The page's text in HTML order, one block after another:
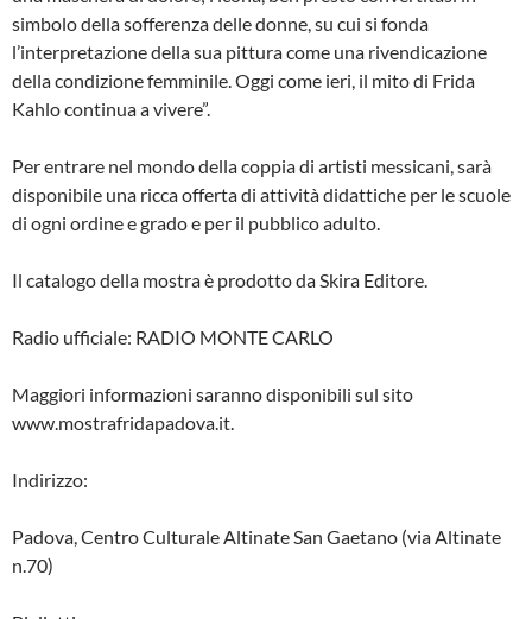
simbolo della sofferenza delle donne, su cui si fonda
l’interpretazione della sua pittura come una rivendicazione
della condizione femminile. Oggi come ieri, il mito di Frida
Kahlo continua a vivere”.
Per entrare nel mondo della coppia di artisti messicani, sarà
disponibile una ricca offerta di attività didattiche per le scuole
di ogni ordine e grado e per il pubblico adulto.
Il catalogo della mostra è prodotto da Skira Editore.
Radio ufficiale: RADIO MONTE CARLO
Maggiori informazioni saranno disponibili sul sito
www.mostrafridapadova.it.
Indirizzo:
Padova, Centro Culturale Altinate San Gaetano (via Altinate
n.70)